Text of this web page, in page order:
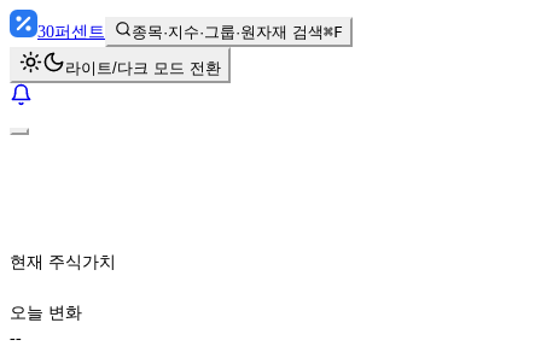
30퍼센트 종목·지수·그룹·원자재 검색⌘F
라이트/다크 모드 전환
현재 주식가치
오늘 변화
--